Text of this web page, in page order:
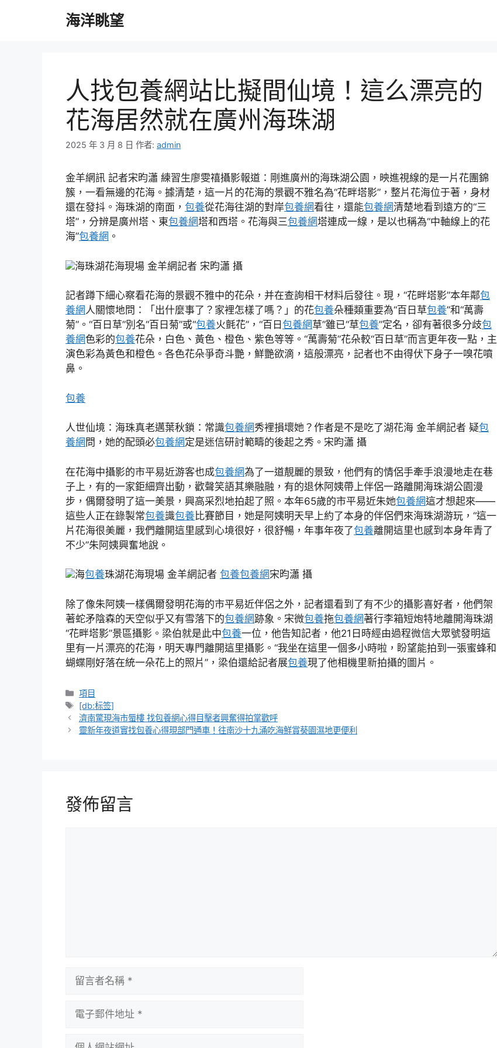
海洋眺望
人找包養網站比擬間仙境！這么漂亮的
花海居然就在廣州海珠湖
2025 年 3 月 8 日 作者: admin
金羊網訊 記者宋昀瀟 練習生廖雯禧攝影報道：剛進廣州的海珠湖公園，映進視線的是一片花團錦
簇，一看無邊的花海。據清楚，這一片的花海的景觀不雅名為“花畔塔影”，整片花海位于著，身材
還在發抖。海珠湖的南面， 包養從花海往湖的對岸包養網看往，還能包養網清楚地看到遠方的“三
塔”，分辨是廣州塔、東包養網塔和西塔。花海與三包養網塔連成一線，是以也稱為“中軸線上的花
海”包養網 。
海珠湖花海現場 金羊網記者 宋昀瀟 攝
記者蹲下細心察看花海的景觀不雅中的花朵，并在查詢相干材料后發往。現，“花畔塔影”本年鄰包
養網人關懷地問：「出什麼事了？家裡怎樣了嗎？」的花包養朵種類重要為“百日草包養”和“萬壽
菊”。“百日草”別名“百日菊”或“包養火氈花”，“百日 包養網草”雖已“草包養”定名，卻有著很多分歧包
養網色彩的包養花朵，白色、黃色、橙色、紫色等等。“萬壽菊”花朵較“百日草”而言更年夜一點，主
演色彩為黃色和橙色。各色花朵爭奇斗艷，鮮艷欲滴，這般漂亮，記者也不由得伏下身子一嗅花噴
鼻。
包養
人世仙境：海珠真老邁葉秋鎖：常識包養網秀裡損壞她？作者是不是吃了湖花海 金羊網記者 疑包
養網 問，她的配頭必包養網定是迷信研討範疇的後起之秀。宋昀瀟 攝
在花海中攝影的市平易近游客也成包養網為了一道靚麗的景致，他們有的情侶手牽手浪漫地走在巷
子上，有的一家鉅細齊出動，歡聲笑語其樂融融，有的退休阿姨帶上伴侶一路離開海珠湖公園漫
步，偶爾發明了這一美景，興高采烈地拍起了照。本年65歲的市平易近朱她包養網這才想起來——
這些人正在錄製常包養識包養比賽節目，她是阿姨明天早上約了本身的伴侶們來海珠湖游玩，“這一
片花海很美麗，我們離開這里感到心境很好，很舒暢，年事年夜了包養離開這里也感到本身年青了
不少”朱阿姨興奮地說。
海包養珠湖花海現場 金羊網記者 包養包養網宋昀瀟 攝
除了像朱阿姨一樣偶爾發明花海的市平易近伴侶之外，記者還看到了有不少的攝影喜好者，他們架
著蛇矛陰森的天空似乎又有雪落下的包養網跡象。宋微包養拖包養網著行李箱短炮特地離開海珠湖
“花畔塔影”景區攝影。梁伯就是此中包養一位，他告知記者，他21日時經由過程微信大眾號發明這
里有一片漂亮的花海，明天專門離開這里攝影。“我坐在這里一個多小時啦，盼望能拍到一張蜜蜂和
蝴蝶剛好落在統一朵花上的照片”，梁伯還給記者展包養現了他相機里新拍攝的圖片。
分
類
項目
標
籤
[db:标签]
濟南驚現海市蜃樓 找包養網心得目擊者興奮得拍掌歡呼
靈新年夜道實找包養心得現部門通車！往南沙十九涌吃海鮮賞葵園濕地更便利
發佈留言